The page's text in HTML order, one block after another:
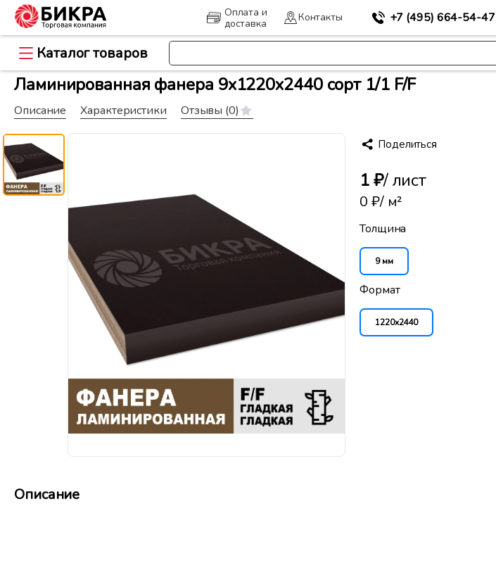
Оплата и
доставка
Контакты +7 (495) 664-54-47
Каталог товаров
Ламинированная фанера 9x1220x2440 сорт 1/1 F/F
Описание Характеристики Отзывы (0)
Поделиться
1 ₽/ лист
0 ₽/ м²
Толщина
9 мм
Формат
1220x2440
Описание